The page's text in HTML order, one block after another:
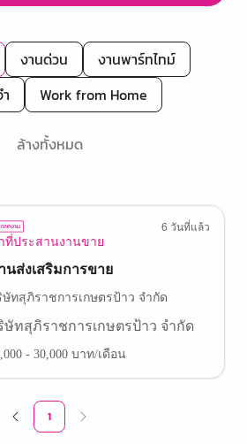
งานด่วน
งานพาร์ทไทม์
Work from Home
ล้างทั้งหมด
ที่ประสานงานขาย
6 วันที่แล้ว
นส่งเสริมการขาย
ษัทสุภิราชการเกษตรป้าว จำกัด
ษัทสุภิราชการเกษตรป้าว จำกัด
- 30,000 บาท/เดือน
1